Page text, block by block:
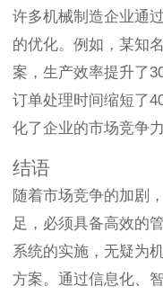
许多机械制造企业通
的优化。例如，某知
案，生产效率提升了
订单处理时间缩短了
化了企业的市场竞争力
结语
随着市场竞争的加剧
足，必须具备高效的
系统的实施，无疑为
方案。通过信息化、